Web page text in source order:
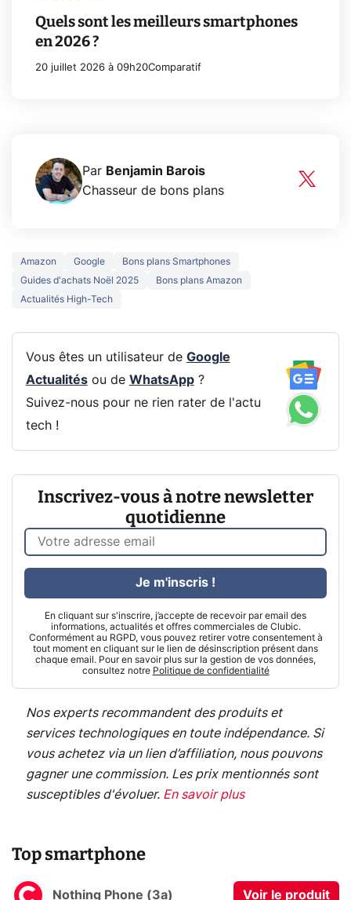
Quels sont les meilleurs smartphones
en 2026 ?
20 juillet 2026 à 09h20Comparatif
Par Benjamin Barois
Chasseur de bons plans
Amazon Google
Bons plans Smartphones
Guides d'achats Noël 2025
Bons plans Amazon
Actualités High-Tech
Vous êtes un utilisateur de Google
Actualitésou de WhatsApp?
Suivez-nous pour ne rien rater de l'actu
tech !
Inscrivez-vous à notre newsletter
quotidienne
En cliquant sur s'inscrire, j’accepte de recevoir par email des
informations, actualités et offres commerciales de Clubic.
Conformément au RGPD, vous pouvez retirer votre consentement à
tout moment en cliquant sur le lien de désinscription présent dans
chaque email. Pour en savoir plus sur la gestion de vos données,
consultez notre Politique de confidentialité
Je m'inscris !
Nos experts recommandent des produits et
services technologiques en toute indépendance. Si
vous achetez via un lien d’affiliation, nous pouvons
gagner une commission. Les prix mentionnés sont
susceptibles d'évoluer. En savoir plus
Top smartphone
Nothing Phone (3a) Voir le produit